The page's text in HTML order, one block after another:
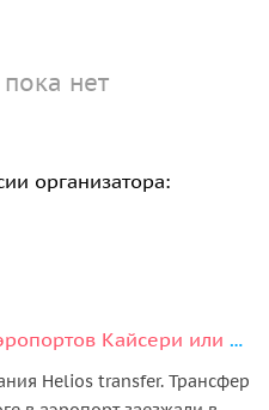
нет
организатора:
Групповой трансфер из аэропортов Кайсери или Невшехир
Helios transfer. Трансфер